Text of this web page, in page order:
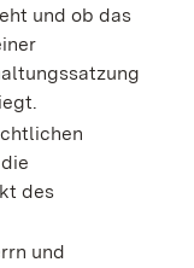
und ob das
des
und